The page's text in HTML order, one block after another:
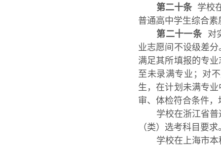
第二十条 学校
普通高中学生综合
第二十一条 对
业志愿间不设级差
满足其所填报的专
至未录满专业；对
生，在计划未满专
审、体检符合条件
学校在浙江省
（类）选考科目要
学校在上海市